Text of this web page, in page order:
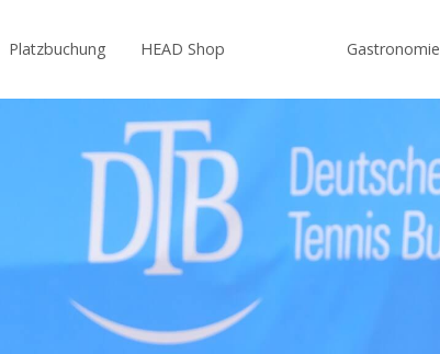
Platzbuchung HEAD Shop Gastronomie